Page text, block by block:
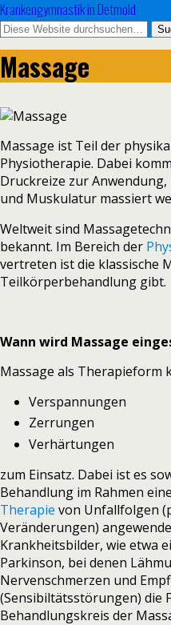
Krankengymnastik in Detmold
Massage
Massage ist Teil der
Physiotherapie. Dabei
Druckreize zur
und Muskulatur massiert
Weltweit sind
bekannt. Im Bereich der
vertreten ist die klassische
Teilkörperbehandlung gibt.
Wann wird Massage
Massage als Therapieform
Verspannungen
Zerrungen
Verhärtungen
zum Einsatz. Dabei ist es
Behandlung im Rahmen
Therapie von Unfallfolgen
Veränderungen)
Krankheitsbilder, wie etwa
Parkinson, bei denen
Nervenschmerzen und
(Sensibiltätsstörungen) die
Behandlungskreis der